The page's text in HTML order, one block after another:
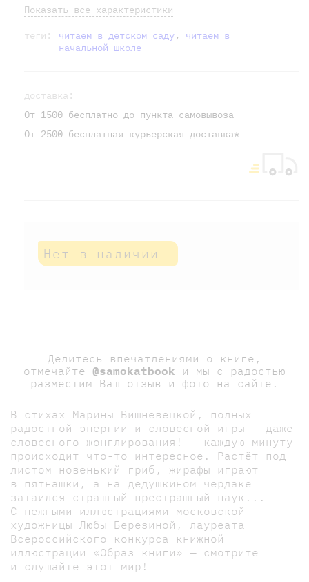
Показать все характеристики
теги: читаем в детском саду, читаем в
начальной школе
доставка:
От 1500 бесплатно до пункта самовывоза
От 2500 бесплатная курьерская доставка*
Нет в наличии
Делитесь впечатлениями о книге,
отмечайте @samokatbook и мы с радостью
разместим Ваш отзыв и фото на сайте.
В стихах Марины Вишневецкой, полных
радостной энергии и словесной игры — даже
словесного жонглирования! — каждую минуту
происходит что-то интересное. Растёт под
листом новенький гриб, жирафы играют
в пятнашки, а на дедушкином чердаке
затаился страшный-престрашный паук...
С нежными иллюстрациями московской
художницы Любы Березиной, лауреата
Всероссийского конкурса книжной
иллюстрации «Образ книги» — смотрите
и слушайте этот мир!